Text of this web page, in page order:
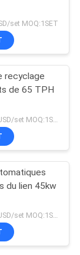
set MOQ:1SET
recyclage
de 65 TPH
du lien 45kw
9500-362500USD/set MOQ:1SET